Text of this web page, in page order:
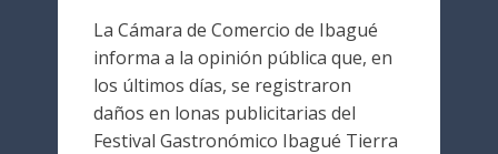
La Cámara de Comercio de Ibagué
informa a la opinión pública que, en
los últimos días, se registraron
daños en lonas publicitarias del
Festival Gastronómico Ibagué Tierra